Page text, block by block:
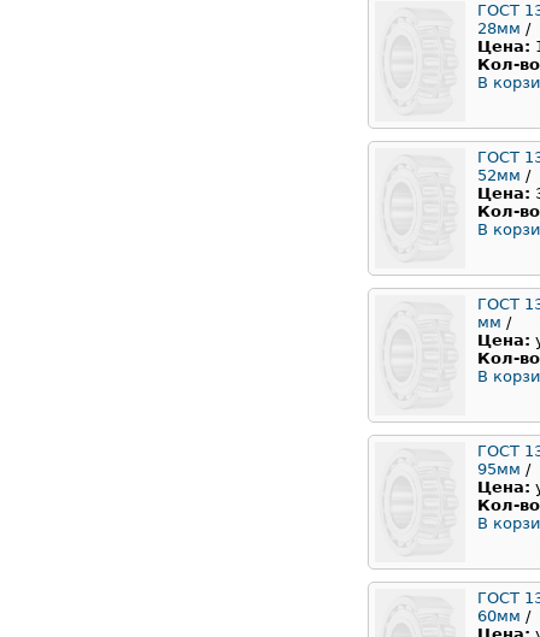
ГОСТ
28мм /
Цена:
Кол-
В
ГОСТ
52мм /
Цена:
Кол-
В
ГОСТ
мм /
Цена:
Кол-
В
ГОСТ
95мм /
Цена:
Кол-
В
ГОСТ
60мм /